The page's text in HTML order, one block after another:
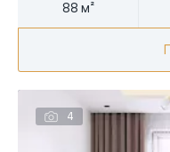
88 м²
4